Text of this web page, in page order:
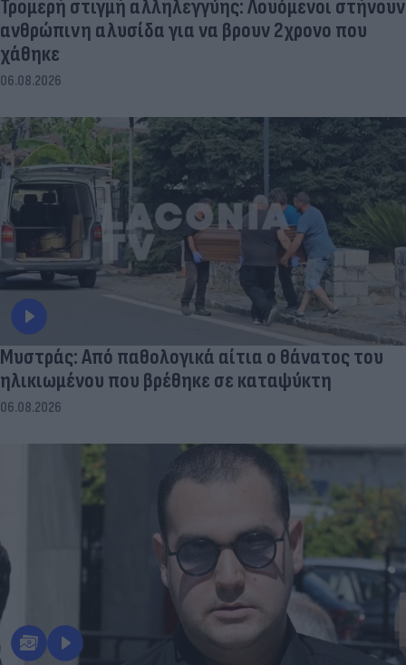
Τρομερή στιγμή αλληλεγγύης: Λουόμενοι στήνουν
ανθρώπινη αλυσίδα για να βρουν 2χρονο που
χάθηκε
06.08.2026
Μυστράς: Από παθολογικά αίτια ο θάνατος του
ηλικιωμένου που βρέθηκε σε καταψύκτη
06.08.2026